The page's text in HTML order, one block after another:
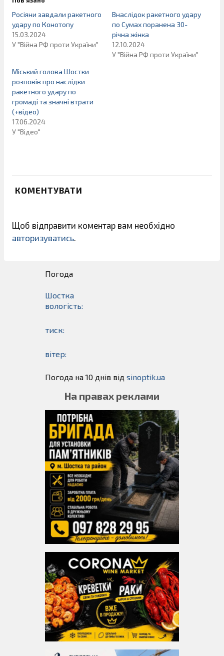
Росіяни завдали ракетного
удару по Конотопу
15.03.2024
У "Війна РФ проти України"
Внаслідок ракетного удару
по Сумах поранена 30-
річна жінка
12.10.2024
У "Війна РФ проти України"
Міський голова Шостки
розповів про наслідки
ракетного удару по
громаді та значні втрати
(+відео)
17.06.2024
У "Відео"
КОМЕНТУВАТИ
Щоб відправити коментар вам необхідно
авторизуватись
Погода
Шостка
вологість:
тиск:
вітер:
Погода на 10 днів від sinoptik.ua
На правах реклами